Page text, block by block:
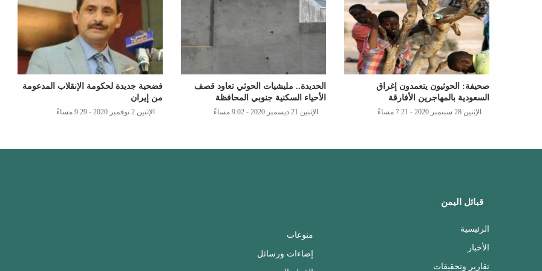
صحيفة: الحوثيون يتعمدون إغراق
السعودية بالمهاجرين الأفارقة
الإثنين 28 سبتمبر 2020 - 7:21 مساءً
الحديدة.. مليشيات الحوثي تعاود قصف
الأحياء السكنية جنوبي المحافظة
الإثنين 21 ديسمبر 2020 - 9:02 مساءً
فضحية جديدة لحكومة الإنقلاب المدعومة
من إيران
الإثنين 2 نوفمبر 2020 - 9:29 مساءً
قبائل اليمن
الرئيسية
الأخبار
تقارير وتحقيقات
منوعات
إضاءات ورسائل